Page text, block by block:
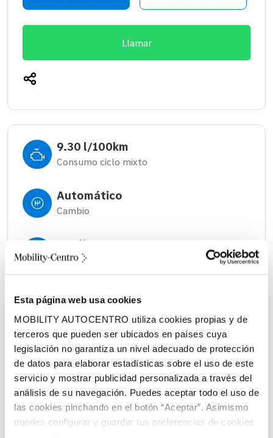
Esta página web usa cookies
MOBILITY AUTOCENTRO utiliza cookies propias y de
terceros que pueden ser ubicados en países cuya
legislación no garantiza un nivel adecuado de protección
de datos para elaborar estadísticas sobre el uso de este
servicio y mostrar publicidad personalizada a través del
análisis de su navegación. Puedes aceptar todo el uso de
las cookies pinchando en el botón “Aceptar”. Asimismo
puedes configurar y guardar tus preferencias de cookies
Llamar
9.30 l/100km
Consumo ciclo mixto
Automático
Cambio
375 litros
Volumen espacio de carga
Híbrido (Gasolina)
Características principales: